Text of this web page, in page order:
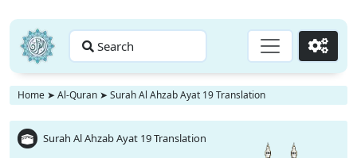
Search Go
Home ➤ Al-Quran ➤ Surah Al Ahzab Ayat 19 Translation
Surah Al Ahzab Ayat 19 Translation